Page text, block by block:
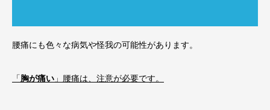
腰痛にも色々な病気や怪我の可能性があります。
「胸が痛い 」腰痛は、注意が必要です。